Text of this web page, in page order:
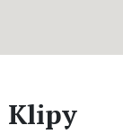
Klipy